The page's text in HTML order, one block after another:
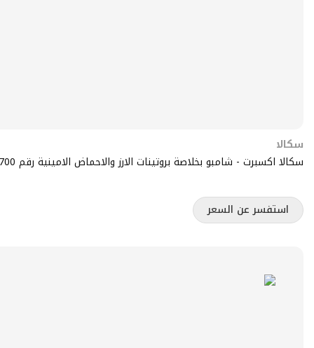
سكالا
سكالا اكسبرت - شامبو بخلاصة بروتينات الارز والاحماض الامينية رقم 15700
استفسر عن السعر